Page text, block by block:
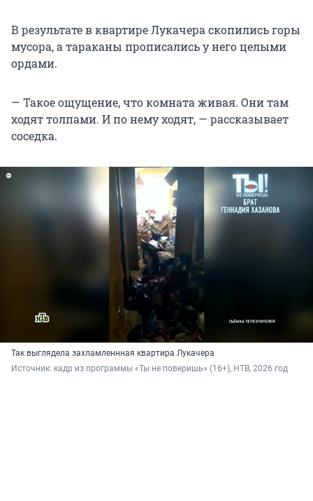
В результате в квартире Лукачера скопились горы
мусора, а тараканы прописались у него целыми
ордами.
— Такое ощущение, что комната живая. Они там
ходят толпами. И по нему ходят, — рассказывает
соседка.
Так выглядела захламленнная квартира Лукачера
Источник: кадр из программы «Ты не поверишь» (16+), НТВ, 2026 год